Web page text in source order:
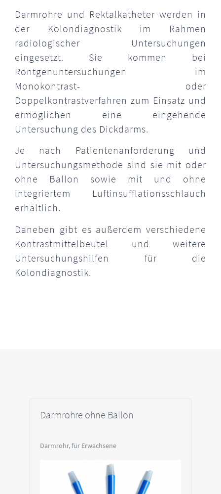
Darmrohre und Rektalkatheter werden in
der Kolondiagnostik im Rahmen
radiologischer Untersuchungen
eingesetzt. Sie kommen bei
Röntgenuntersuchungen im
Monokontrast- oder
Doppelkontrastverfahren zum Einsatz und
ermöglichen eine eingehende
Untersuchung des Dickdarms.
Je nach Patientenanforderung und
Untersuchungsmethode sind sie mit oder
ohne Ballon sowie mit und ohne
integriertem Luftinsufflationsschlauch
erhältlich.
Daneben gibt es außerdem verschiedene
Kontrastmittelbeutel und weitere
Untersuchungshilfen für die
Kolondiagnostik.
Darmrohre ohne Ballon
Darmrohr, für Erwachsene